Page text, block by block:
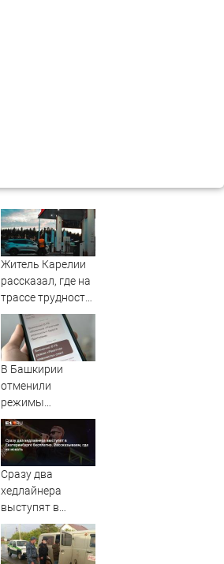
Житель Карелии
рассказал, где на
трассе трудности
с бензином
В Башкирии
отменили
режимы
беспилотной и
ракетной
опасности
Сразу два
хедлайнера
выступят в
Екатеринбурге
бесплатно.
Рассказываем,